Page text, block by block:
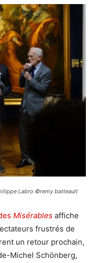
Labro ©remy batteault
Misérables affiche
frustrés de
un retour prochain,
Michel Schönberg,